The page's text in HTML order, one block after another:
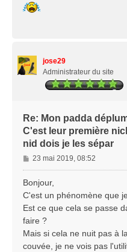
s
jose29
Administrateur du site
Re: Mon padda
C'est leur première
nid dois je les sépar
M
e
s
s
g
e
23 mai 2019, 08:52
Bonjour,
C'est un phénomène que
Est ce que cela se passe
faire ?
Mais si cela ne nuit pas à
couvée, je ne vois pas